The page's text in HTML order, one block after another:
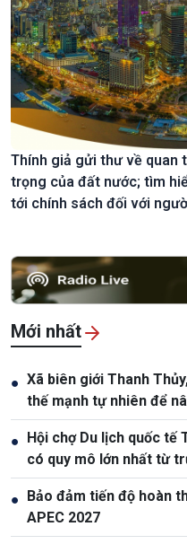
Thính giả gửi thư về quan
trọng của đất nước; tìm
tới chính sách đối với
Mới nhất
● Xã biên giới Thanh
thế mạnh tự nhiên để
● Hội chợ Du lịch quốc tế
có quy mô lớn nhất từ
● Bảo đảm tiến độ hoàn
APEC 2027